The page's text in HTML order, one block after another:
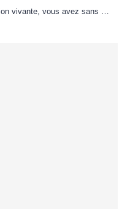
vivante, vous avez sans …